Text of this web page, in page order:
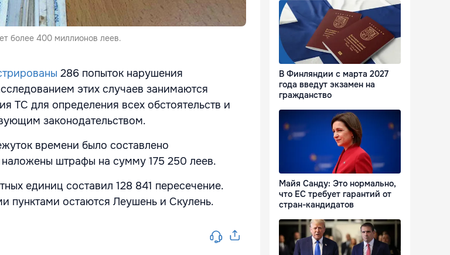
более 400 миллионов леев.
286 попыток нарушения
этих случаев занимаются
ТС для определения всех обстоятельств и
законодательством.
времени было составлено
штрафы на сумму 175 250 леев.
единиц составил 128 841 пересечение.
остаются Леушень и Скулень.
В Финляндии с марта 2027
года введут экзамен на
гражданство
Майя Санду: Это нормально,
что ЕС требует гарантий от
стран-кандидатов